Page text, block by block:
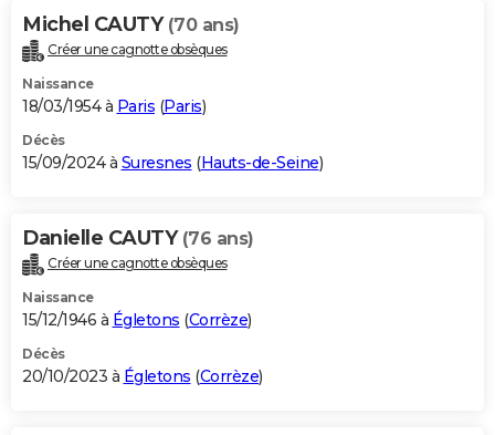
Michel CAUTY (70 ans)
Créer une cagnotte obsèques
Naissance
18/03/1954 à Paris (Paris)
Décès
15/09/2024 à Suresnes (Hauts-de-Seine)
Danielle CAUTY (76 ans)
Créer une cagnotte obsèques
Naissance
15/12/1946 à Égletons (Corrèze)
Décès
20/10/2023 à Égletons (Corrèze)